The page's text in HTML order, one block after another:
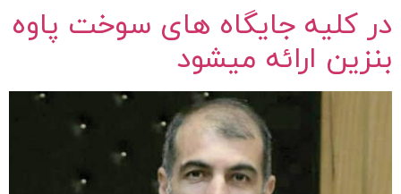
در کلیه جایگاه های سوخت پاوه
بنزین ارائه میشود